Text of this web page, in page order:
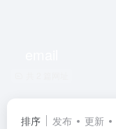
排序 发布 更新